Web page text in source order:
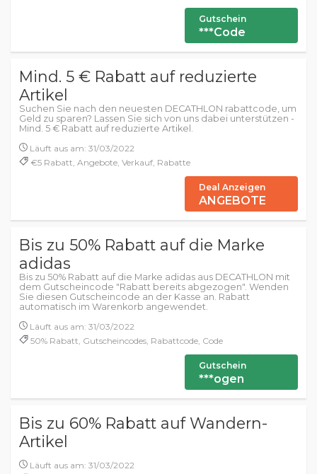
Gutschein
***Code
Mind. 5 € Rabatt auf reduzierte
Artikel
Suchen Sie nach den neuesten DECATHLON rabattcode, um
Geld zu sparen? Lassen Sie sich von uns dabei unterstützen -
Mind. 5 € Rabatt auf reduzierte Artikel.
Läuft aus am: 31/03/2022
€5 Rabatt, Angebote, Verkauf, Rabatte
Deal Anzeigen
ANGEBOTE
Bis zu 50% Rabatt auf die Marke
adidas
Bis zu 50% Rabatt auf die Marke adidas aus DECATHLON mit
dem Gutscheincode "Rabatt bereits abgezogen". Wenden
Sie diesen Gutscheincode an der Kasse an. Rabatt
automatisch im Warenkorb angewendet.
Läuft aus am: 31/03/2022
50% Rabatt, Gutscheincodes, Rabattcode, Code
Gutschein
***ogen
Bis zu 60% Rabatt auf Wandern-
Artikel
Läuft aus am: 31/03/2022